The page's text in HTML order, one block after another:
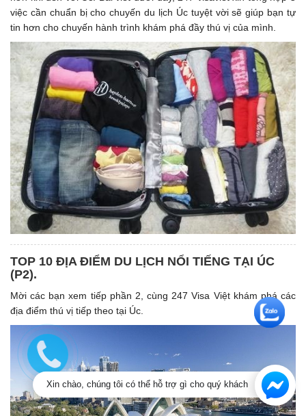
việc cần chuẩn bị cho chuyến du lịch Úc tuyệt vời sẽ giúp bạn tự
tin hơn cho chuyến hành trình khám phá đầy thú vị của mình.
TOP 10 ĐỊA ĐIỂM DU LỊCH NỔI TIẾNG TẠI ÚC
(P2).
Mời các bạn xem tiếp phần 2, cùng 247 Visa Việt khám phá các
địa điểm thú vị tiếp theo tại Úc.
Xin chào, chúng tôi có thể hỗ trợ gì cho quý khách